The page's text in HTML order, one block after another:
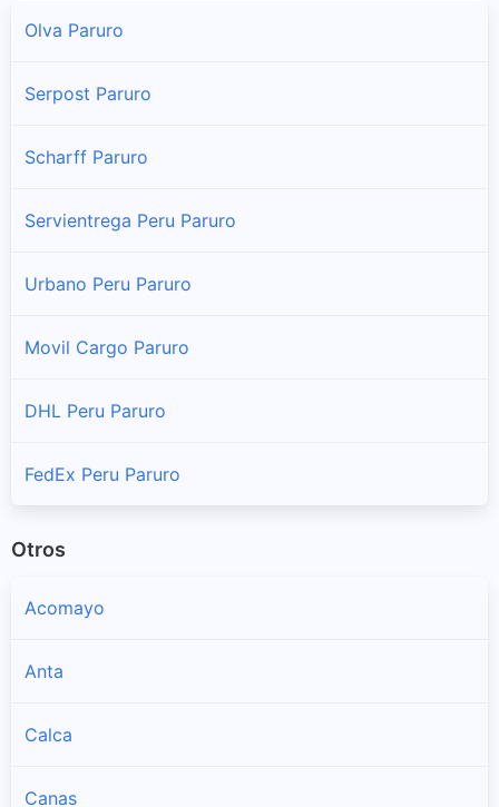
Sucursales y horarios Shalom en Paccaritambo
Paruro
Sucursales y horarios Shalom en Pillpinto
Yaurisque
Olva Paruro
Serpost Paruro
Scharff Paruro
Servientrega Peru Paruro
Urbano Peru Paruro
Movil Cargo Paruro
DHL Peru Paruro
FedEx Peru Paruro
Otros
Acomayo
Anta
Calca
Canas